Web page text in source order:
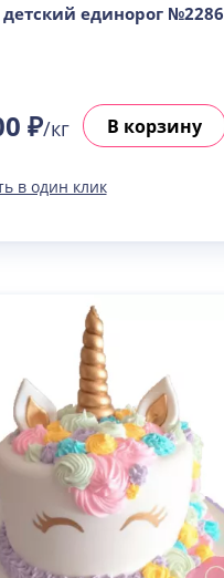
детский единорог №2286
₽/кг В корзину
в один клик